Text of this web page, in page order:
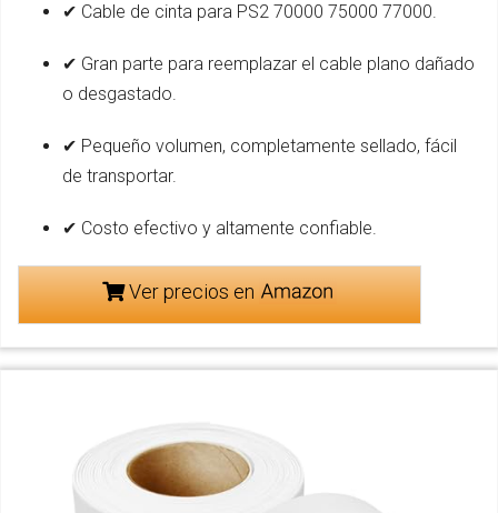
✔ Cable de cinta para PS2 70000 75000 77000.
✔ Gran parte para reemplazar el cable plano dañado
o desgastado.
✔ Pequeño volumen, completamente sellado, fácil
de transportar.
✔ Costo efectivo y altamente confiable.
Ver precios en